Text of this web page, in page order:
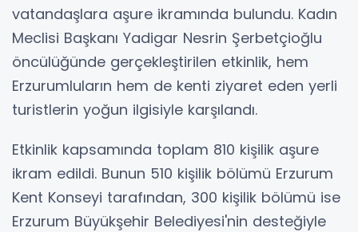
vatandaşlara aşure ikramında bulundu. Kadın
Meclisi Başkanı Yadigar Nesrin Şerbetçioğlu
öncülüğünde gerçekleştirilen etkinlik, hem
Erzurumluların hem de kenti ziyaret eden yerli
turistlerin yoğun ilgisiyle karşılandı.
Etkinlik kapsamında toplam 810 kişilik aşure
ikram edildi. Bunun 510 kişilik bölümü Erzurum
Kent Konseyi tarafından, 300 kişilik bölümü ise
Erzurum Büyükşehir Belediyesi'nin desteğiyle